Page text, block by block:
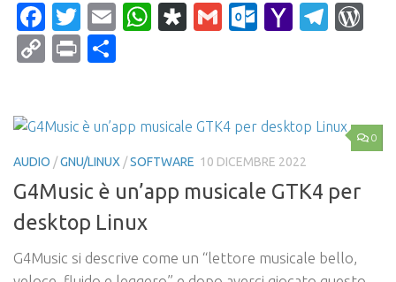
Facebook
Twitter
EmailWhatsApp
Diaspora
Gmail Yahoo
CopyPrint
0
AUDIO /GNU/LINUX /SOFTWARE 10 DICEMBRE 2022
G4Music è un’app musicale GTK4 per
desktop Linux
G4Music si descrive come un “lettore musicale bello,